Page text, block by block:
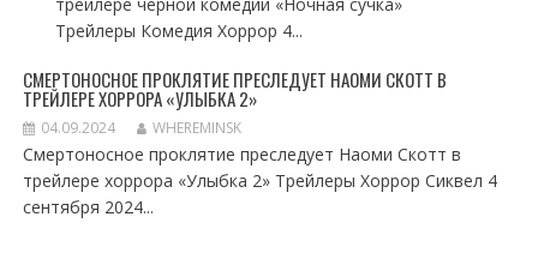
Трейлеры Комедия Хоррор 4...
СМЕРТОНОСНОЕ ПРОКЛЯТИЕ ПРЕСЛЕДУЕТ НАОМИ СКОТТ В
ТРЕЙЛЕРЕ ХОРРОРА «УЛЫБКА 2»
04.09.2024 WHEREMINSK
Смертоносное проклятие преследует Наоми Скотт в
трейлере хоррора «Улыбка 2» Трейлеры Хоррор Сиквел 4
сентября 2024...